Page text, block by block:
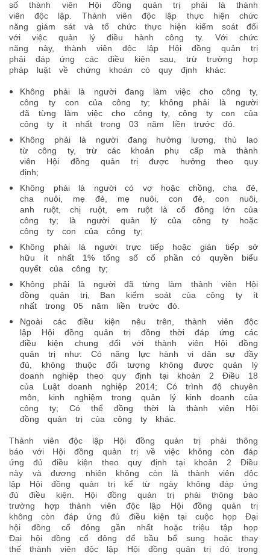
số thành viên Hội đồng quản trị phải là thành
viên độc lập. Thành viên độc lập thực hiện chức
năng giám sát và tổ chức thực hiện kiểm soát đối
với việc quản lý điều hành công ty. Với chức
năng này, thành viên độc lập Hội đồng quản trị
phải đáp ứng các điều kiện sau, trừ trường hợp
pháp luật về chứng khoán có quy định khác:
Không phải là người đang làm việc cho công ty,
công ty con của công ty; không phải là người
đã từng làm việc cho công ty, công ty con của
công ty ít nhất trong 03 năm liền trước đó.
Không phải là người đang hưởng lương, thù lao
từ công ty, trừ các khoản phụ cấp mà thành
viên Hội đồng quản trị được hưởng theo quy
định;
Không phải là người có vợ hoặc chồng, cha đẻ,
cha nuôi, mẹ đẻ, mẹ nuôi, con đẻ, con nuôi,
anh ruột, chị ruột, em ruột là cổ đông lớn của
công ty; là người quản lý của công ty hoặc
công ty con của công ty;
Không phải là người trực tiếp hoặc gián tiếp sở
hữu ít nhất 1% tổng số cổ phần có quyền biểu
quyết của công ty;
Không phải là người đã từng làm thành viên Hội
đồng quản trị, Ban kiểm soát của công ty ít
nhất trong 05 năm liền trước đó.
Ngoài các điều kiện nêu trên, thành viên độc
lập Hội đồng quản trị đồng thời đáp ứng các
điều kiện chung đối với thành viên Hội đồng
quản trị như: Có năng lực hành vi dân sự đầy
đủ, không thuộc đối tượng không được quản lý
doanh nghiệp theo quy định tại khoản 2 Điều 18
của Luật doanh nghiệp 2014; Có trình độ chuyên
môn, kinh nghiệm trong quản lý kinh doanh của
công ty; Có thể đồng thời là thành viên Hội
đồng quản trị của công ty khác.
Thành viên độc lập Hội đồng quản trị phải thông
báo với Hội đồng quản trị về việc không còn đáp
ứng đủ điều kiện theo quy định tại khoản 2 Điều
này và đương nhiên không còn là thành viên độc
lập Hội đồng quản trị kể từ ngày không đáp ứng
đủ điều kiện. Hội đồng quản trị phải thông báo
trường hợp thành viên độc lập Hội đồng quản trị
không còn đáp ứng đủ điều kiện tại cuộc họp Đại
hội đồng cổ đông gần nhất hoặc triệu tập họp
Đại hội đồng cổ đông để bầu bổ sung hoặc thay
thế thành viên độc lập Hội đồng quản trị đó trong